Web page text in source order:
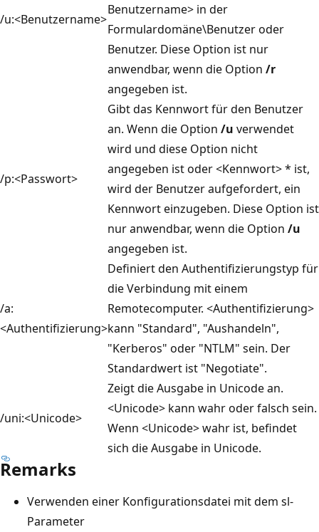
/u:<Benutzername>
Benutzername> in der
Formulardomäne\Benutzer oder
Benutzer. Diese Option ist nur
anwendbar, wenn die Option /r
angegeben ist.
/p:<Passwort>
Gibt das Kennwort für den Benutzer
an. Wenn die Option /u verwendet
wird und diese Option nicht
angegeben ist oder <Kennwort> * ist,
wird der Benutzer aufgefordert, ein
Kennwort einzugeben. Diese Option ist
nur anwendbar, wenn die Option /u
angegeben ist.
/a:
<Authentifizierung>
Definiert den Authentifizierungstyp für
die Verbindung mit einem
Remotecomputer. <Authentifizierung>
kann "Standard", "Aushandeln",
"Kerberos" oder "NTLM" sein. Der
Standardwert ist "Negotiate".
/uni:<Unicode>
Zeigt die Ausgabe in Unicode an.
<Unicode> kann wahr oder falsch sein.
Wenn <Unicode> wahr ist, befindet
sich die Ausgabe in Unicode.
Remarks
Verwenden einer Konfigurationsdatei mit dem sl-
Parameter